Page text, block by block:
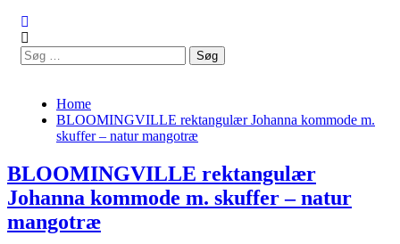
Søg
efter:
Home
BLOOMINGVILLE rektangulær Johanna kommode m.
skuffer – natur mangotræ
BLOOMINGVILLE rektangulær
Johanna kommode m. skuffer – natur
mangotræ